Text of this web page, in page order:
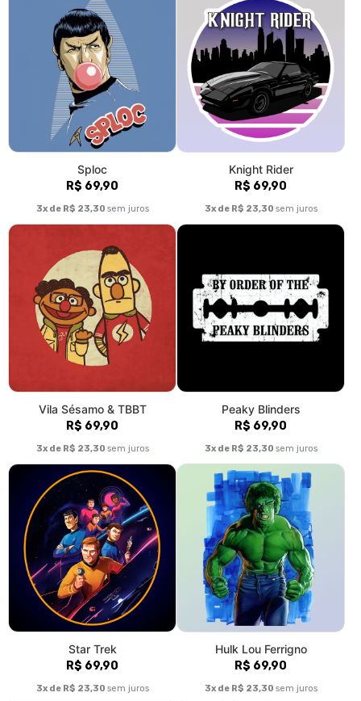
Sploc
R$ 69,90
3x de R$ 23,30 sem juros
Knight Rider
R$ 69,90
3x de R$ 23,30 sem juros
Vila Sésamo & TBBT
R$ 69,90
3x de R$ 23,30 sem juros
Peaky Blinders
R$ 69,90
3x de R$ 23,30 sem juros
Star Trek
R$ 69,90
3x de R$ 23,30 sem juros
Hulk Lou Ferrigno
R$ 69,90
3x de R$ 23,30 sem juros